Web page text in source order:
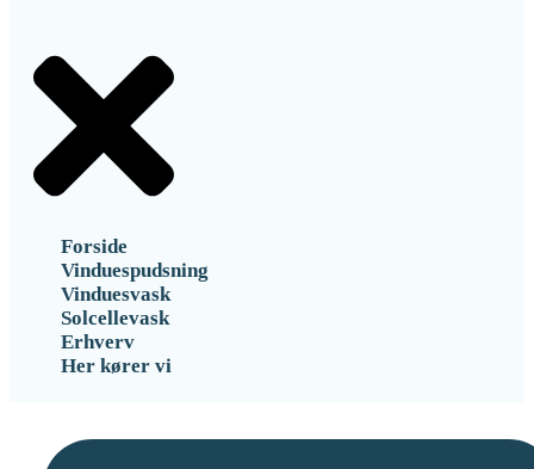
Forside
Vinduespudsning
Vinduesvask
Solcellevask
Erhverv
Her kører vi